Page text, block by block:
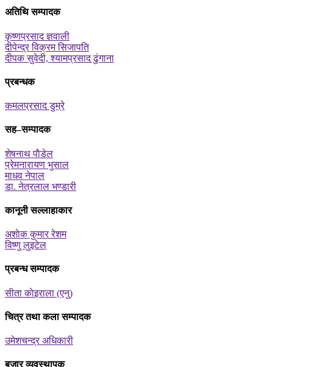
अतिथि सम्पादक
कृष्णप्रसाद ज्ञवाली
दीपेन्द्र विक्रम सिजापति
दीपक सुवेदी, श्यामप्रसाद ढुंगाना
प्रबन्धक
कमलप्रसाद डुम्रे
सह–सम्पादक
शेषनाथ पाैडेल
प्रेमनारायण भुसाल
माधव नेपाल
डा. नेत्रलाल भण्डारी
कानूनी सल्लाहाकार
अशाेक कुमार रेशम
विष्णु लुइटेल
प्रबन्ध सम्पादक
सीता काेइराला (एनु)
चित्र तथा कला सम्पादक
उमेशचन्द्र अधिकारी
बजार व्यवस्थापक